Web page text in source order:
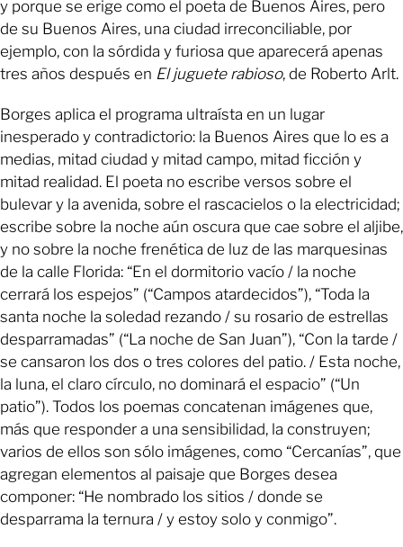
y porque se erige como el poeta de Buenos Aires, pero
de su Buenos Aires, una ciudad irreconciliable, por
ejemplo, con la sórdida y furiosa que aparecerá apenas
tres años después en El juguete rabioso, de Roberto Arlt.
Borges aplica el programa ultraísta en un lugar
inesperado y contradictorio: la Buenos Aires que lo es a
medias, mitad ciudad y mitad campo, mitad ficción y
mitad realidad. El poeta no escribe versos sobre el
bulevar y la avenida, sobre el rascacielos o la electricidad;
escribe sobre la noche aún oscura que cae sobre el aljibe,
y no sobre la noche frenética de luz de las marquesinas
de la calle Florida: “En el dormitorio vacío / la noche
cerrará los espejos” (“Campos atardecidos”), “Toda la
santa noche la soledad rezando / su rosario de estrellas
desparramadas” (“La noche de San Juan”), “Con la tarde /
se cansaron los dos o tres colores del patio. / Esta noche,
la luna, el claro círculo, no dominará el espacio” (“Un
patio”). Todos los poemas concatenan imágenes que,
más que responder a una sensibilidad, la construyen;
varios de ellos son sólo imágenes, como “Cercanías”, que
agregan elementos al paisaje que Borges desea
componer: “He nombrado los sitios / donde se
desparrama la ternura / y estoy solo y conmigo”.